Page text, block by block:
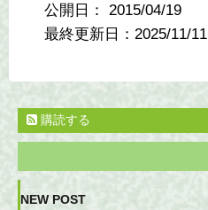
公開日： 2015/04/19
最終更新日：2025/11/11
購読する
NEW POST